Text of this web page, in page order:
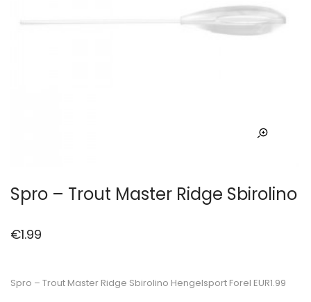
Spro – Trout Master Ridge Sbirolino
€1.99
Spro – Trout Master Ridge Sbirolino Hengelsport Forel EUR1.99